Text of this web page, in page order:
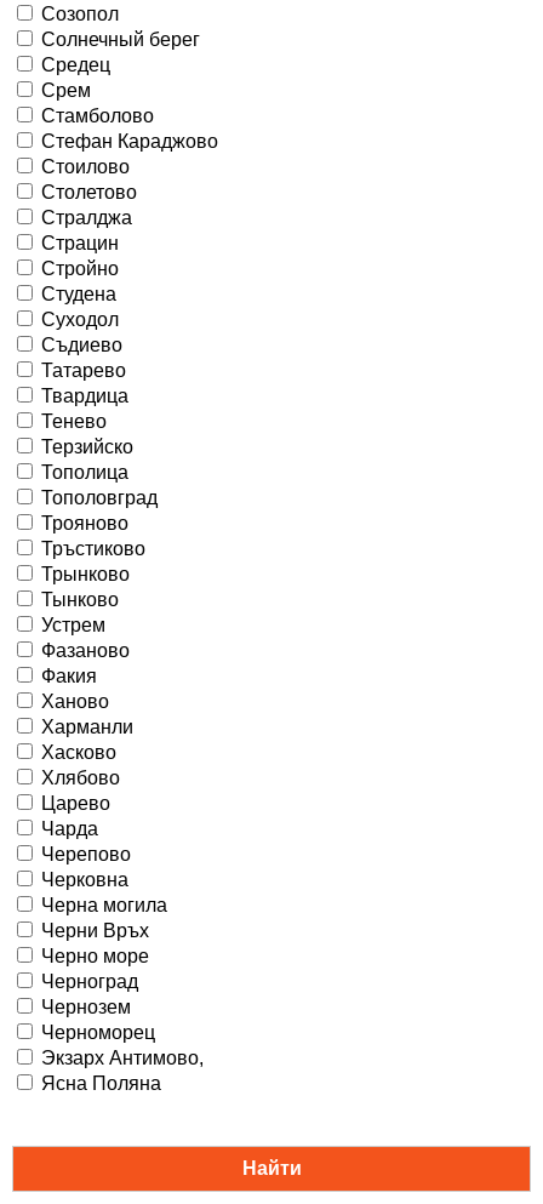
Созопол
Солнечный берег
Средец
Срем
Стамболово
Стефан Караджово
Стоилово
Столетово
Стралджа
Страцин
Стройно
Студена
Суходол
Съдиево
Татарево
Твардица
Тенево
Терзийско
Тополица
Тополовград
Трояново
Тръстиково
Трынково
Тынково
Устрем
Фазаново
Факия
Ханово
Харманли
Хасково
Хлябово
Царево
Чарда
Черепово
Черковна
Черна могила
Черни Връх
Черно море
Черноград
Чернозем
Черноморец
Экзарх Антимово,
Ясна Поляна